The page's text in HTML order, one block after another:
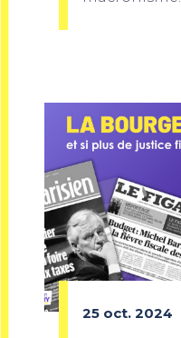
25 oct. 2024